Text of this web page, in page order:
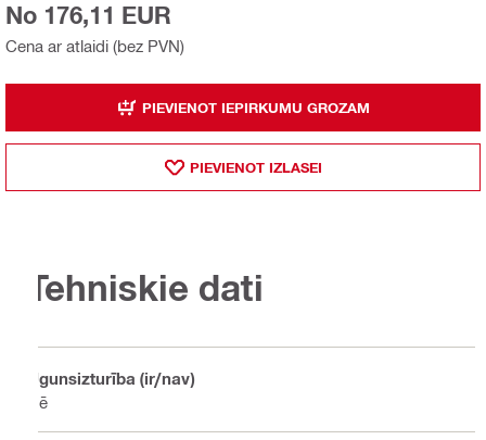
Cena ar atlaidi (bez PVN)
No 176,11 EUR
PIEVIENOT IEPIRKUMU GROZAM
PIEVIENOT IZLASEI
Tehniskie dati
Ugunsizturība (ir/nav)
Nē